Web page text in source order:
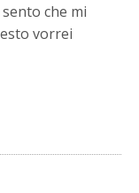
che mi
vorrei